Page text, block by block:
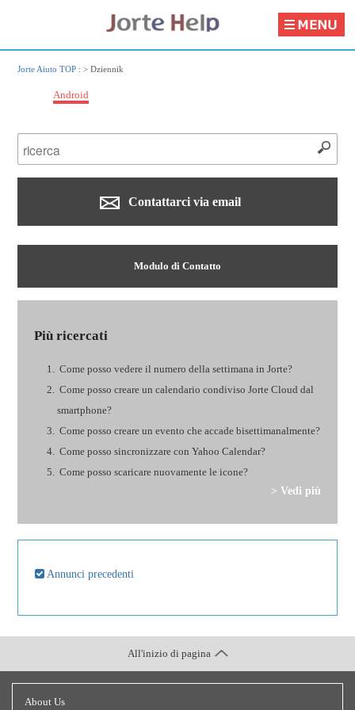
Jorte Aiuto TOP : >Dziennik
Android
Contattarci via email
Modulo di Contatto
Più ricercati
Come posso vedere il numero della settimana in Jorte?
Come posso creare un calendario condiviso Jorte Cloud dal
smartphone?
Come posso creare un evento che accade bisettimanalmente?
Come posso sincronizzare con Yahoo Calendar?
Come posso scaricare nuovamente le icone?
> Vedi più
Annunci precedenti
About Us
All'inizio di pagina